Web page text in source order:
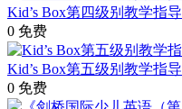
Kid’s Box第四级别教学指导
0 免费
Kid’s Box第五级别教学指导
0 免费